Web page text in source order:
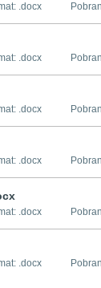
.docx
.docx
.docx
.docx
.docx
.docx